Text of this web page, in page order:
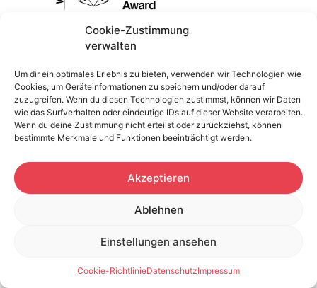
Cookie-Zustimmung
verwalten
Um dir ein optimales Erlebnis zu bieten, verwenden wir Technologien wie
Cookies, um Geräteinformationen zu speichern und/oder darauf
zuzugreifen. Wenn du diesen Technologien zustimmst, können wir Daten
wie das Surfverhalten oder eindeutige IDs auf dieser Website verarbeiten.
Wenn du deine Zustimmung nicht erteilst oder zurückziehst, können
bestimmte Merkmale und Funktionen beeinträchtigt werden.
Akzeptieren
Ablehnen
Einstellungen ansehen
Cookie-RichtlinieDatenschutzImpressum